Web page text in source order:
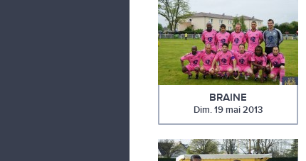
BRAINE
Dim. 19 mai 2013